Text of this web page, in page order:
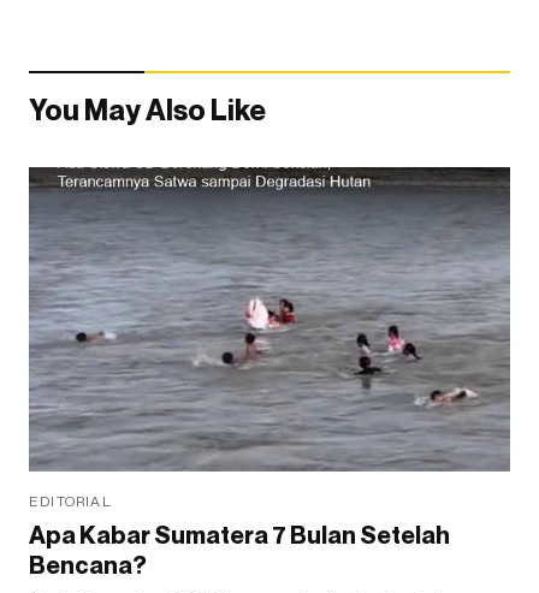
You May Also Like
EDITORIAL
Apa Kabar Sumatera 7 Bulan Setelah
Bencana?